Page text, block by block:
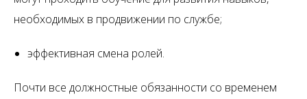
необходимых в продвижении по службе;
эффективная смена ролей.
Почти все должностные обязанности со временем